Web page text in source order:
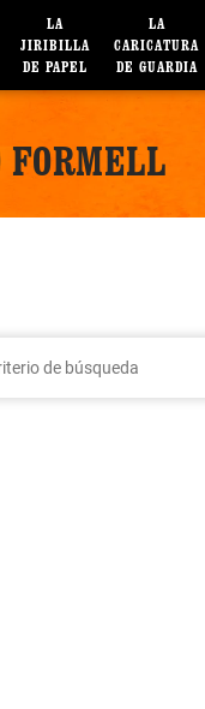
LA
JIRIBILLA
DE PAPEL
LA
CARICATURA
DE GUARDIA
FORMELL